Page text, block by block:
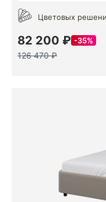
Цветовых
82 200 ₽ 35%
126 470 ₽